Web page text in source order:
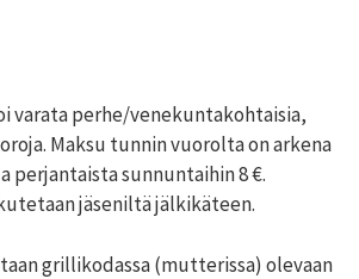
varata perhe/venekuntakohtaisia,
Maksu tunnin vuorolta on arkena
perjantaista sunnuntaihin 8 €.
jäseniltä jälkikäteen.
grillikodassa (mutterissa) olevaan